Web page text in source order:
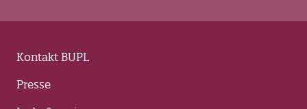
Kontakt BUPL
Presse